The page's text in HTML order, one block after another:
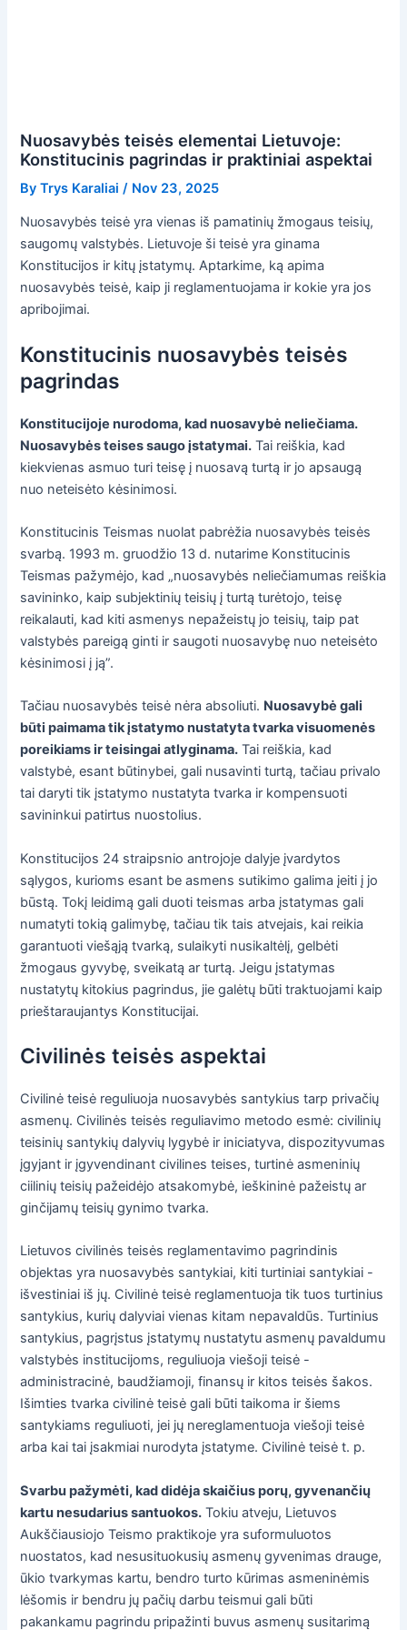
Nuosavybės teisės elementai Lietuvoje:
Konstitucinis pagrindas ir praktiniai aspektai
ByTrys Karaliai / Nov 23, 2025
Nuosavybės teisė yra vienas iš pamatinių žmogaus teisių,
saugomų valstybės. Lietuvoje ši teisė yra ginama
Konstitucijos ir kitų įstatymų. Aptarkime, ką apima
nuosavybės teisė, kaip ji reglamentuojama ir kokie yra jos
apribojimai.
Konstitucinis nuosavybės teisės
pagrindas
Konstitucijoje nurodoma, kad nuosavybė neliečiama.
Nuosavybės teises saugo įstatymai. Tai reiškia, kad
kiekvienas asmuo turi teisę į nuosavą turtą ir jo apsaugą
nuo neteisėto kėsinimosi.
Konstitucinis Teismas nuolat pabrėžia nuosavybės teisės
svarbą. 1993 m. gruodžio 13 d. nutarime Konstitucinis
Teismas pažymėjo, kad „nuosavybės neliečiamumas reiškia
savininko, kaip subjektinių teisių į turtą turėtojo, teisę
reikalauti, kad kiti asmenys nepažeistų jo teisių, taip pat
valstybės pareigą ginti ir saugoti nuosavybę nuo neteisėto
kėsinimosi į ją”.
Tačiau nuosavybės teisė nėra absoliuti. Nuosavybė gali
būti paimama tik įstatymo nustatyta tvarka visuomenės
poreikiams ir teisingai atlyginama. Tai reiškia, kad
valstybė, esant būtinybei, gali nusavinti turtą, tačiau privalo
tai daryti tik įstatymo nustatyta tvarka ir kompensuoti
savininkui patirtus nuostolius.
Konstitucijos 24 straipsnio antrojoje dalyje įvardytos
sąlygos, kurioms esant be asmens sutikimo galima įeiti į jo
būstą. Tokį leidimą gali duoti teismas arba įstatymas gali
numatyti tokią galimybę, tačiau tik tais atvejais, kai reikia
garantuoti viešąją tvarką, sulaikyti nusikaltėlį, gelbėti
žmogaus gyvybę, sveikatą ar turtą. Jeigu įstatymas
nustatytų kitokius pagrindus, jie galėtų būti traktuojami kaip
prieštaraujantys Konstitucijai.
Civilinės teisės aspektai
Civilinė teisė reguliuoja nuosavybės santykius tarp privačių
asmenų. Civilinės teisės reguliavimo metodo esmė: civilinių
teisinių santykių dalyvių lygybė ir iniciatyva, dispozityvumas
įgyjant ir įgyvendinant civilines teises, turtinė asmeninių
ciilinių teisių pažeidėjo atsakomybė, ieškininė pažeistų ar
ginčijamų teisių gynimo tvarka.
Lietuvos civilinės teisės reglamentavimo pagrindinis
objektas yra nuosavybės santykiai, kiti turtiniai santykiai -
išvestiniai iš jų. Civilinė teisė reglamentuoja tik tuos turtinius
santykius, kurių dalyviai vienas kitam nepavaldūs. Turtinius
santykius, pagrįstus įstatymų nustatytu asmenų pavaldumu
valstybės institucijoms, reguliuoja viešoji teisė -
administracinė, baudžiamoji, finansų ir kitos teisės šakos.
Išimties tvarka civilinė teisė gali būti taikoma ir šiems
santykiams reguliuoti, jei jų nereglamentuoja viešoji teisė
arba kai tai įsakmiai nurodyta įstatyme. Civilinė teisė t. p.
Svarbu pažymėti, kad didėja skaičius porų, gyvenančių
kartu nesudarius santuokos. Tokiu atveju, Lietuvos
Aukščiausiojo Teismo praktikoje yra suformuluotos
nuostatos, kad nesusituokusių asmenų gyvenimas drauge,
ūkio tvarkymas kartu, bendro turto kūrimas asmeninėmis
lėšomis ir bendru jų pačių darbu teismui gali būti
pakankamu pagrindu pripažinti buvus asmenų susitarimą